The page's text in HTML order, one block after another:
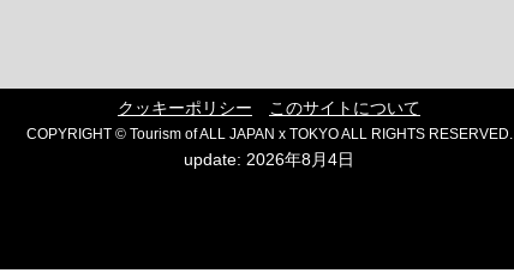
クッキーポリシー このサイトについて
COPYRIGHT © Tourism of ALL JAPAN x TOKYO ALL RIGHTS RESERVED.
update: 2026年8月4日